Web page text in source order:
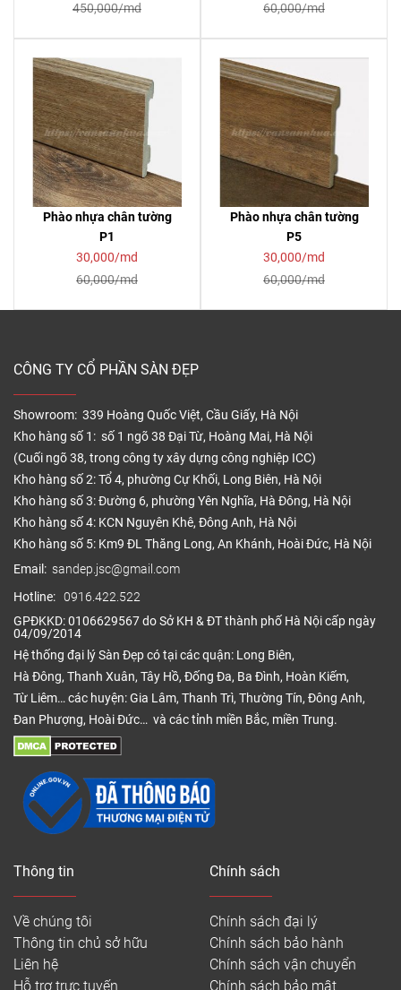
450,000/md
60,000/md
Phào nhựa chân tường
P1
30,000/md
60,000/md
Phào nhựa chân tường
P5
30,000/md
60,000/md
CÔNG TY CỔ PHẦN SÀN ĐẸP
Showroom: 339 Hoàng Quốc Việt, Cầu Giấy, Hà Nội
Kho hàng số 1: số 1 ngõ 38 Đại Từ, Hoàng Mai, Hà Nội
(Cuối ngõ 38, trong công ty xây dựng công nghiệp ICC)
Kho hàng số 2: Tổ 4, phường Cự Khối, Long Biên, Hà Nội
Kho hàng số 3: Đường 6, phường Yên Nghĩa, Hà Đông, Hà Nội
Kho hàng số 4: KCN Nguyên Khê, Đông Anh, Hà Nội
Kho hàng số 5: Km9 ĐL Thăng Long, An Khánh, Hoài Đức, Hà Nội
Email: sandep.jsc@gmail.com
Hotline: 0916.422.522
GPĐKKD: 0106629567 do Sở KH & ĐT thành phố Hà Nội cấp ngày
04/09/2014
Hệ thống đại lý Sàn Đẹp có tại các quận: Long Biên,
Hà Đông, Thanh Xuân, Tây Hồ, Đống Đa, Ba Đình, Hoàn Kiếm,
Từ Liêm… các huyện: Gia Lâm, Thanh Trì, Thường Tín, Đông Anh,
Đan Phượng, Hoài Đức… và các tỉnh miền Bắc, miền Trung.
Thông tin
Về chúng tôi
Thông tin chủ sở hữu
Liên hệ
Hỗ trợ trực tuyến
Chính sách
Chính sách đại lý
Chính sách bảo hành
Chính sách vận chuyển
Chính sách bảo mật